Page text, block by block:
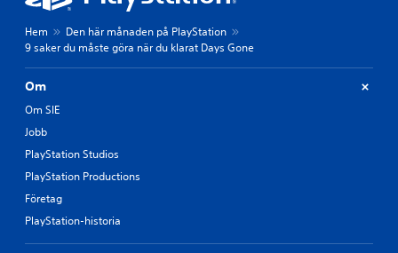
Hem
Den här månaden på PlayStation
9 saker du måste göra när du klarat Days Gone
Om
Om SIE
Jobb
PlayStation Studios
PlayStation Productions
Företag
PlayStation-historia